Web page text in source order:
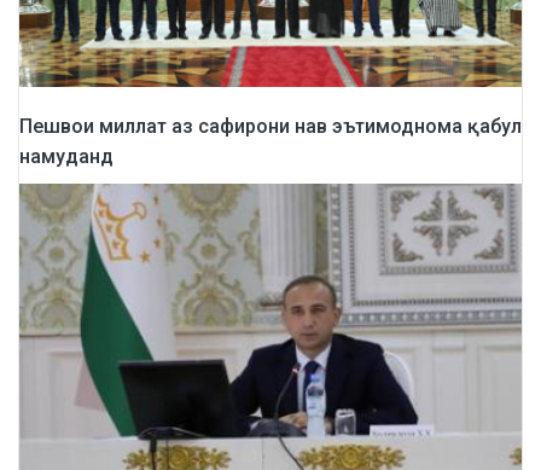
Пешвои миллат аз сафирони нав эътимоднома қабул
намуданд